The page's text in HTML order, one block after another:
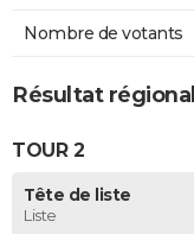
Nombre de votants
Résultat
TOUR 2
Tête de liste
Liste